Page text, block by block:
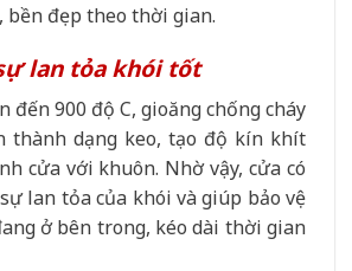
đẹp theo thời gian.
lan tỏa khói tốt
đến 900 độ C, gioăng chống cháy
thành dạng keo, tạo độ kín khít
cửa với khuôn. Nhờ vậy, cửa có
lan tỏa của khói và giúp bảo vệ
ở bên trong, kéo dài thời gian